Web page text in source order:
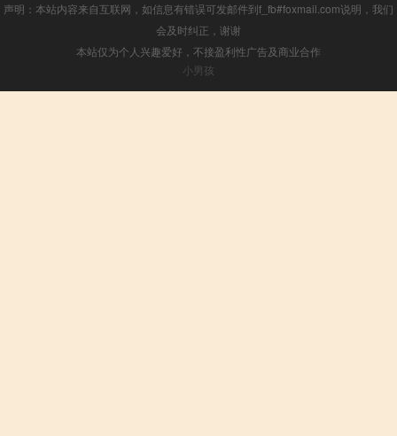
声明：本站内容来自互联网，如信息有错误可发邮件到f_fb#foxmail.com说明，我们
会及时纠正，谢谢
本站仅为个人兴趣爱好，不接盈利性广告及商业合作
小男孩